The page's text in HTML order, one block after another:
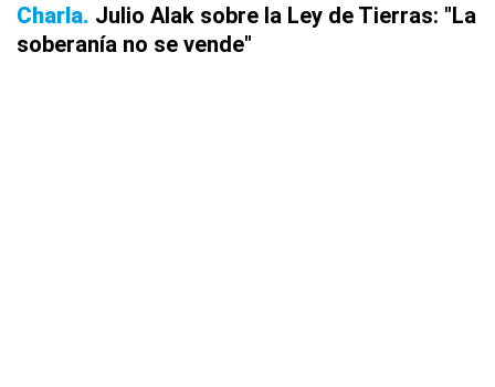
Charla Julio Alak sobre la Ley de Tierras: "La
soberanía no se vende"